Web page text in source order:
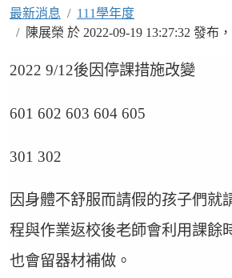
最新消息
111學年度
陳展榮 於 2022-09-19 13:27:32 發布
2022 9/12後因停課措施改變
601 602 603 604 605
301 302
因身體不舒服而請假的孩子們就
程與作業返校後老師會利用課餘
也會留器材補做。